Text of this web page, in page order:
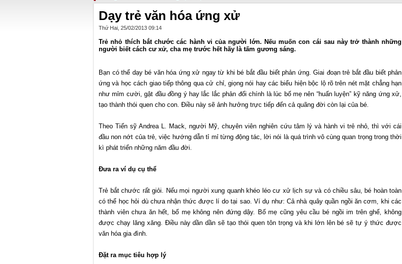
Dạy trẻ văn hóa ứng xử
Thứ Hai, 25/02/2013 09:14
Trẻ nhỏ thích bắt chước các hành vi của người lớn. Nếu muốn con cái sau này trở thành những
người biết cách cư xử, cha mẹ trước hết hãy là tấm gương sáng.
Bạn có thể dạy bé văn hóa ứng xử ngay từ khi bé bắt đầu biết phản ứng. Giai đoạn trẻ bắt đầu biết phản
ứng và học cách giao tiếp thông qua cử chỉ, giọng nói hay các biểu hiện bộc lộ rõ trên nét mặt chẳng hạn
như mỉm cười, gật đầu đồng ý hay lắc lắc phản đối chính là lúc bố mẹ nên “huấn luyện” kỹ năng ứng xử,
tạo thành thói quen cho con. Điều này sẽ ảnh hưởng trực tiếp đến cả quãng đời còn lại của bé.
Theo Tiến sỹ Andrea L. Mack, người Mỹ, chuyên viên nghiên cứu tâm lý và hành vi trẻ nhỏ, thì với cái
đầu non nớt của trẻ, việc hướng dẫn tỉ mỉ từng động tác, lời nói là quá trình vô cùng quan trọng trong thời
kì phát triển những năm đầu đời.
Đưa ra ví dụ cụ thể
Trẻ bắt chước rất giỏi. Nếu mọi người xung quanh khéo léo cư xử lịch sự và có chiều sâu, bé hoàn toàn
có thể học hỏi dù chưa nhận thức được lí do tại sao. Ví dụ như: Cả nhà quây quần ngồi ăn cơm, khi các
thành viên chưa ăn hết, bố mẹ không nên đứng dậy. Bố mẹ cũng yêu cầu bé ngồi im trên ghế, không
được chạy lăng xăng. Điều này dần dần sẽ tạo thói quen tôn trọng và khi lớn lên bé sẽ tự ý thức được
văn hóa gia đình.
Đặt ra mục tiêu hợp lý